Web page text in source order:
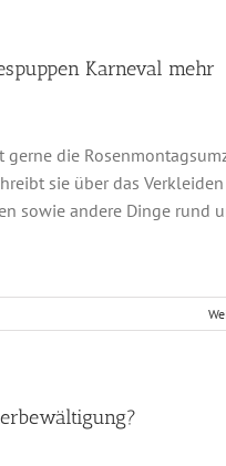
Karneval mehr
gerne die
sie über das
sowie andere Dinge rund